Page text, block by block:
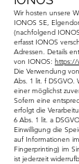
Wir hosten unsere
IONOS SE,
(nachfolgend
erfasst IONOS
Adressen. Details
von IONOS: https://
Die Verwendung
Abs. 1 lit. f DSGVO.
einer möglichst
Sofern eine
erfolgt die
6 Abs. 1 lit. a
Einwilligung die
auf Informationen
Fingerprinting) im
ist jederzeit